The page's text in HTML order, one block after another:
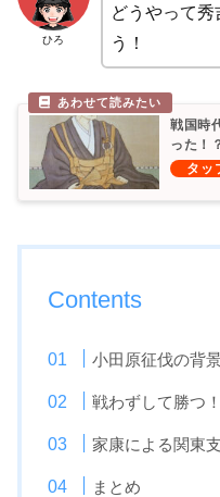
ひろ
どうやって
う！
戦国時
った！
Contents
小田原征伐の背
戦わずして勝つ！
家康による関東
まとめ